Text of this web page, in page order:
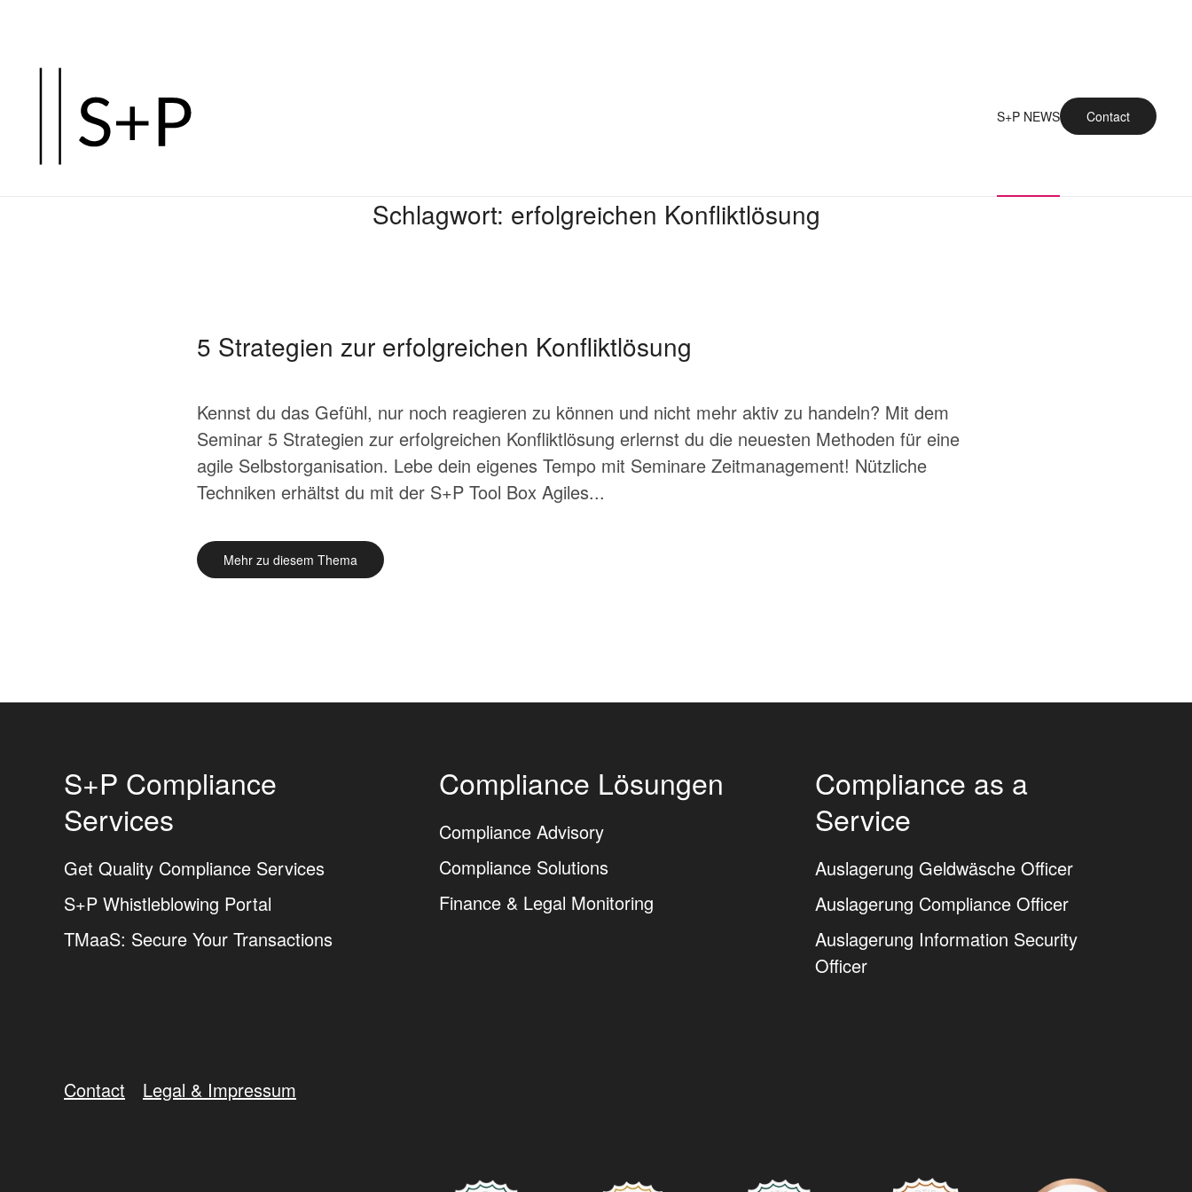
springen
S+P NEWS Contact
Schlagwort: erfolgreichen Konfliktlösung
5 Strategien zur erfolgreichen Konfliktlösung
Kennst du das Gefühl, nur noch reagieren zu können und nicht mehr aktiv zu handeln? Mit dem
Seminar 5 Strategien zur erfolgreichen Konfliktlösung erlernst du die neuesten Methoden für eine
agile Selbstorganisation. Lebe dein eigenes Tempo mit Seminare Zeitmanagement! Nützliche
Techniken erhältst du mit der S+P Tool Box Agiles...
Mehr zu diesem Thema
S+P Compliance
Services
Get Quality Compliance Services
S+P Whistleblowing Portal
TMaaS: Secure Your Transactions
Compliance Lösungen
Compliance Advisory
Compliance Solutions
Finance & Legal Monitoring
Compliance as a
Service
Auslagerung Geldwäsche Officer
Auslagerung Compliance Officer
Auslagerung Information Security
Officer
Contact Legal & Impressum